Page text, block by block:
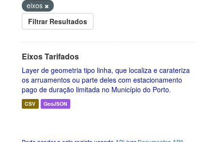
eixos
Filtrar Resultados
Eixos Tarifados
Layer de geometria tipo linha, que localiza e carateriza
os arruamentos ou parte deles com estacionamento
pago de duração limitada no Município do Porto.
CSV GeoJSON